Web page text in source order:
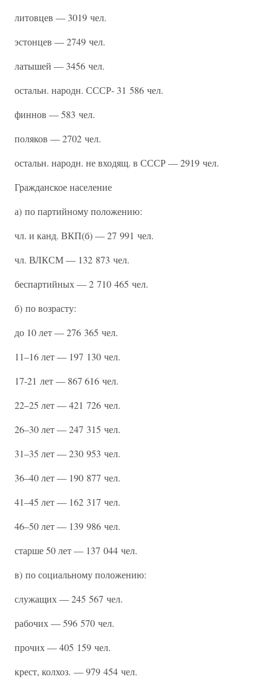
литовцев — 3019 чел.
эстонцев — 2749 чел.
латышей — 3456 чел.
остальн. народн. СССР- 31 586 чел.
финнов — 583 чел.
поляков — 2702 чел.
остальн. народн. не входящ. в СССР — 2919 чел.
Гражданское население
а) по партийному положению:
чл. и канд. ВКП(б) — 27 991 чел.
чл. ВЛКСМ — 132 873 чел.
беспартийных — 2 710 465 чел.
б) по возрасту:
до 10 лет — 276 365 чел.
11–16 лет — 197 130 чел.
17-21 лет — 867 616 чел.
22–25 лет — 421 726 чел.
26–30 лет — 247 315 чел.
31–35 лет — 230 953 чел.
36–40 лет — 190 877 чел.
41–45 лет — 162 317 чел.
46–50 лет — 139 986 чел.
старше 50 лет — 137 044 чел.
в) по социальному положению:
служащих — 245 567 чел.
рабочих — 596 570 чел.
прочих — 405 159 чел.
крест, колхоз. — 979 454 чел.